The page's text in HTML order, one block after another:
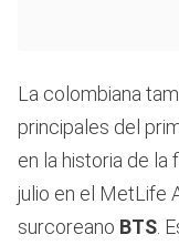
La colombiana
principales del
en la historia de la
julio en el MetLife
surcoreano BTS.